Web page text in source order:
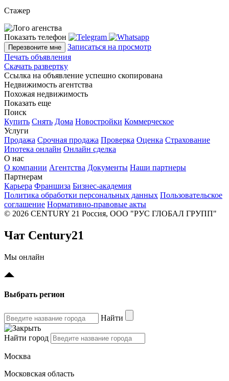
Стажер
Показать телефон
Перезвоните мне
Записаться на просмотр
Печать объявления
Скачать развертку
Ссылка на объявление успешно скопирована
Недвижимость агентства
Похожая недвижимость
Показать еще
Поиск
Купить Снять Дома Новостройки Коммерческое
Услуги
Продажа Срочная продажа Проверка Оценка Страхование
Ипотека онлайн Онлайн сделка
О нас
О компании Агентства Документы Наши партнеры
Партнерам
Карьера Франшиза Бизнес-академия
Политика обработки персональных данных Пользовательское
соглашение Нормативно-правовые акты
© 2026 CENTURY 21 Россия, ООО "РУС ГЛОБАЛ ГРУПП"
Чат Century21
Мы онлайн
Выбрать регион
Найти
Найти город
Москва
Московская область